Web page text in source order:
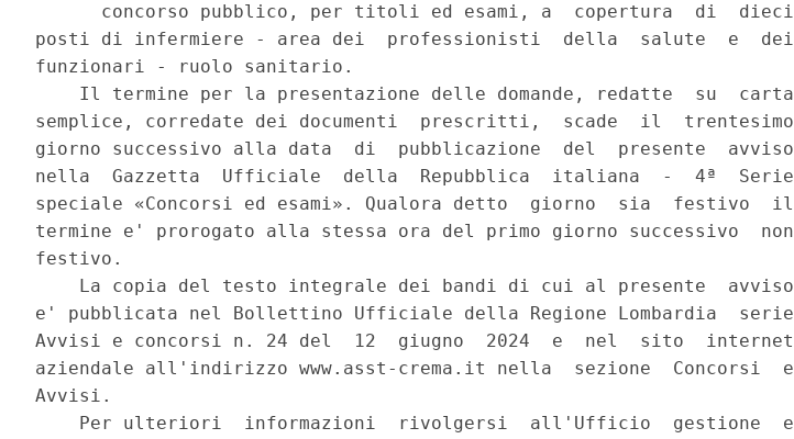
      concorso pubblico, per titoli ed esami, a  copertura  di  dieci
posti di infermiere - area dei  professionisti  della  salute  e  dei
funzionari - ruolo sanitario.
    Il termine per la presentazione delle domande, redatte  su  carta
semplice, corredate dei documenti  prescritti,  scade  il  trentesimo
giorno successivo alla data  di  pubblicazione  del  presente  avviso
nella  Gazzetta  Ufficiale  della  Repubblica  italiana  -  4ª  Serie
speciale «Concorsi ed esami». Qualora detto  giorno  sia  festivo  il
termine e' prorogato alla stessa ora del primo giorno successivo  non
festivo.
    La copia del testo integrale dei bandi di cui al presente  avviso
e' pubblicata nel Bollettino Ufficiale della Regione Lombardia  serie
Avvisi e concorsi n. 24 del  12  giugno  2024  e  nel  sito  internet
aziendale all'indirizzo www.asst-crema.it nella  sezione  Concorsi  e
Avvisi.
    Per ulteriori  informazioni  rivolgersi  all'Ufficio  gestione  e